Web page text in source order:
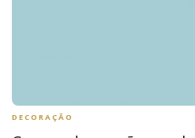
DECORAÇÃO